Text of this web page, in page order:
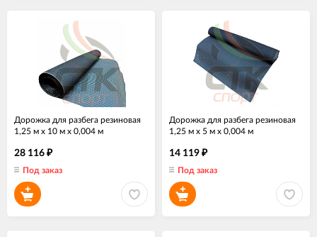
Дорожка для разбега резиновая
1,25 м х 10 м х 0,004 м
28 116 ₽
Под заказ
Дорожка для разбега резиновая
1,25 м х 5 м х 0,004 м
14 119 ₽
Под заказ